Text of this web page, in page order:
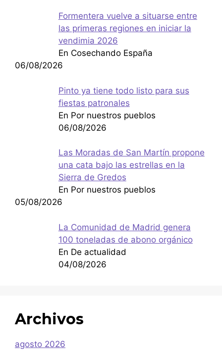
Formentera vuelve a situarse entre
las primeras regiones en iniciar la
vendimia 2026
En Cosechando España
06/08/2026
Pinto ya tiene todo listo para sus
fiestas patronales
En Por nuestros pueblos
06/08/2026
Las Moradas de San Martín propone
una cata bajo las estrellas en la
Sierra de Gredos
En Por nuestros pueblos
05/08/2026
La Comunidad de Madrid genera
100 toneladas de abono orgánico
En De actualidad
04/08/2026
Archivos
agosto 2026